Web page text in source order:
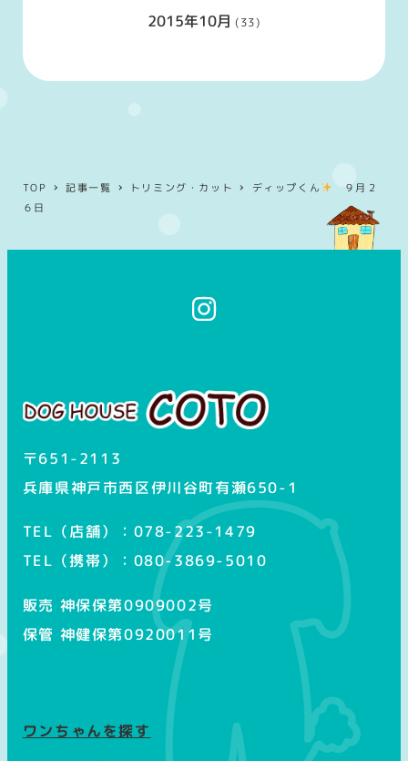
2015年10月 (33)
TOP 記事一覧 トリミング・カット ディップくん
９月２
６日
ム
〒651-2113
兵庫県神戸市西区伊川谷町有瀬650-1
TEL（店舗）：078-223-1479
TEL（携帯）：080-3869-5010
販売 神保保第0909002号
保管 神健保第0920011号
ワンちゃんを探す